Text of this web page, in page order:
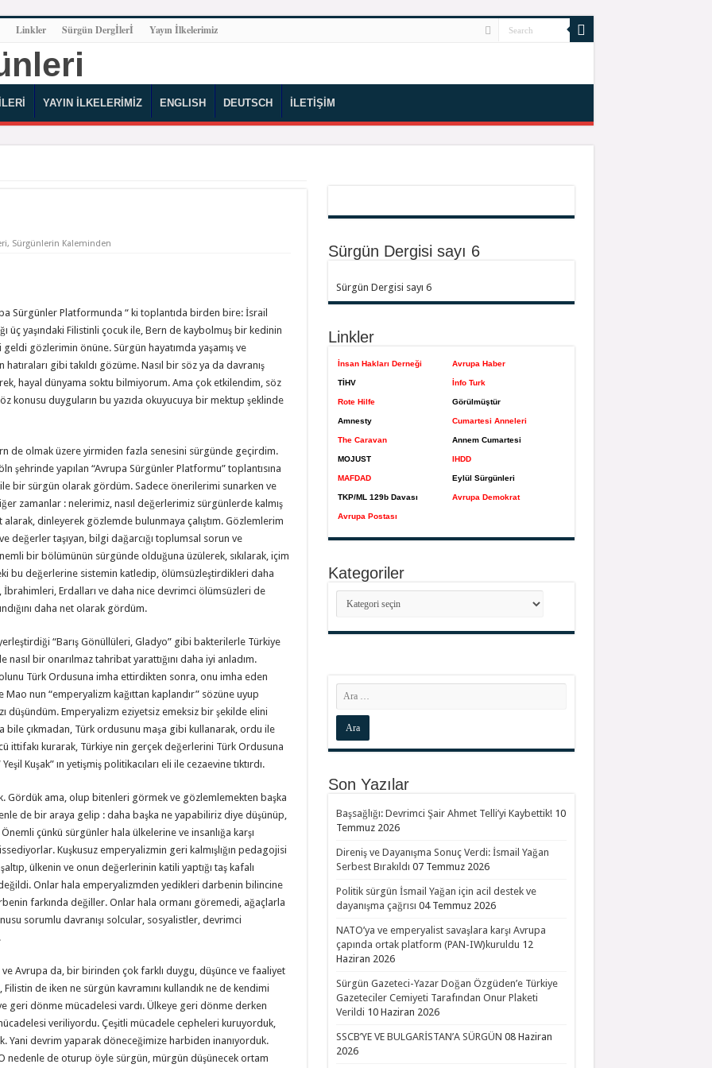
Linkler Sürgün Dergİlerİ Yayın İlkelerimiz
YAYIN İLKELERİMİZ ENGLISH DEUTSCH İLETİŞİM
, Sürgünlerin Kaleminden
Sürgünler Platformunda “ ki toplantıda birden bire: İsrail
üç yaşındaki Filistinli çocuk ile, Bern de kaybolmuş bir kedinin
gözlerimin önüne. Sürgün hayatımda yaşamış ve
gibi takıldı gözüme. Nasıl bir söz ya da davranış
hayal dünyama soktu bilmiyorum. Ama çok etkilendim, söz
konusu duyguların bu yazıda okuyucuya bir mektup şeklinde
de olmak üzere yirmiden fazla senesini sürgünde geçirdim.
şehrinde yapılan “Avrupa Sürgünler Platformu” toplantısına
ile bir sürgün olarak gördüm. Sadece önerilerimi sunarken ve
zamanlar : nelerimiz, nasıl değerlerimiz sürgünlerde kalmış
alarak, dinleyerek gözlemde bulunmaya çalıştım. Gözlemlerim
değerler taşıyan, bilgi dağarcığı toplumsal sorun ve
bir bölümünün sürgünde olduğuna üzülerek, sıkılarak, içim
bu değerlerine sistemin katledip, ölümsüzleştirdikleri daha
Erdalları ve daha nice devrimci ölümsüzleri de
daha net olarak gördüm.
“Barış Gönüllüleri, Gladyo” gibi bakterilerle Türkiye
bir onarılmaz tahribat yarattığını daha iyi anladım.
Türk Ordusuna imha ettirdikten sonra, onu imha eden
Mao nun “emperyalizm kağıttan kaplandır” sözüne uyup
düşündüm. Emperyalizm eziyetsiz emeksiz bir şekilde elini
bile çıkmadan, Türk ordusunu maşa gibi kullanarak, ordu ile
ittifakı kurarak, Türkiye nin gerçek değerlerini Türk Ordusuna
Kuşak” ın yetişmiş politikacıları eli ile cezaevine tıktırdı.
Gördük ama, olup bitenleri görmek ve gözlemlemekten başka
de bir araya gelip : daha başka ne yapabiliriz diye düşünüp,
çünkü sürgünler hala ülkelerine ve insanlığa karşı
Kuşkusuz emperyalizmin geri kalmışlığın pedagojisi
ülkenin ve onun değerlerinin katili yaptığı taş kafalı
Onlar hala emperyalizmden yedikleri darbenin bilincine
farkında değiller. Onlar hala ormanı göremedi, ağaçlarla
sorumlu davranışı solcular, sosyalistler, devrimci
Avrupa da, bir birinden çok farklı duygu, düşünce ve faaliyet
de iken ne sürgün kavramını kullandık ne de kendimi
geri dönme mücadelesi vardı. Ülkeye geri dönme derken
veriliyordu. Çeşitli mücadele cepheleri kuruyorduk,
Yani devrim yaparak döneceğimize harbiden inanıyorduk.
O nedenle de oturup öyle sürgün, mürgün düşünecek ortam
Sürgün Dergisi sayı 6
Sürgün Dergisi sayı 6
Linkler
İnsan Hakları Derneği
TİHV
Rote Hilfe
Amnesty
The Caravan
MOJUST
MAFDAD
TKP/ML 129b Davası
Avrupa Postası
Avrupa Haber
İnfo Turk
Görülmüştür
Cumartesi Anneleri
Annem Cumartesi
IHDD
Eylül Sürgünleri
Avrupa Demokrat
Kategoriler
Kategoriler
Son Yazılar
Başsağlığı: Devrimci Şair Ahmet Telli’yi Kaybettik! 10
Temmuz 2026
Direniş ve Dayanışma Sonuç Verdi: İsmail Yağan
Serbest Bırakıldı 07 Temmuz 2026
Politik sürgün İsmail Yağan için acil destek ve
dayanışma çağrısı 04 Temmuz 2026
NATO’ya ve emperyalist savaşlara karşı Avrupa
çapında ortak platform (PAN-IW)kuruldu 12
Haziran 2026
Sürgün Gazeteci-Yazar Doğan Özgüden’e Türkiye
Gazeteciler Cemiyeti Tarafından Onur Plaketi
Verildi 10 Haziran 2026
SSCB’YE VE BULGARİSTAN’A SÜRGÜN 08 Haziran
2026